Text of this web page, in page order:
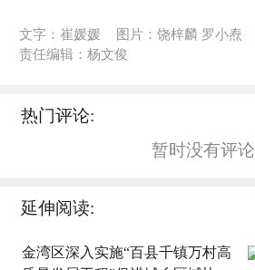
文字：崔媛媛 图片：饶梓麟 罗小焘
责任编辑：杨文俊
热门评论:
暂时没有评论
延伸阅读:
金湾区深入实施“百县千镇万村高